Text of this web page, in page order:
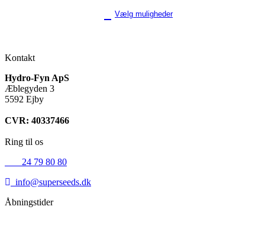
Vælg muligheder
Kontakt
Hydro-Fyn ApS
Æblegyden 3
5592 Ejby
CVR: 40337466
Ring til os
24 79 80 80
info@superseeds.dk
Åbningstider